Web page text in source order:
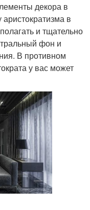
декора в
в
и тщательно
фон и
В противном
у вас может